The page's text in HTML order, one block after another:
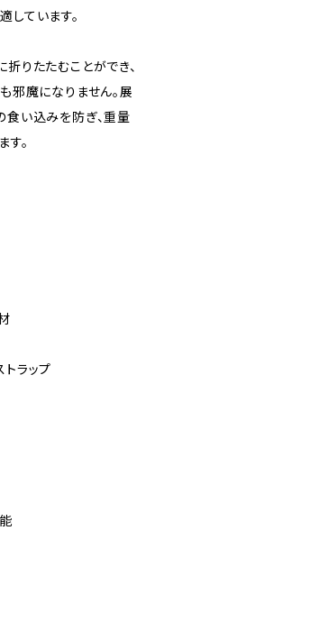
ています。
りたたむことができ、
邪魔になりません。展
食い込みを防ぎ、重量
。
ラップ